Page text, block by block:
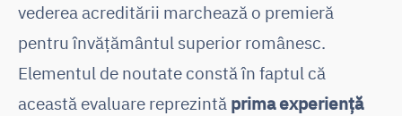
vederea acreditării marchează o premieră
pentru învățământul superior românesc.
Elementul de noutate constă în faptul că
această evaluare reprezintă prima experiență